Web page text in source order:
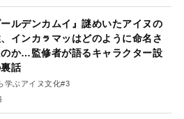
ールデンカムイ』謎めいたアイヌの
インカㇻマッはどのように命名さ
か…監修者が語るキャラクター設
話
学ぶアイヌ文化#3